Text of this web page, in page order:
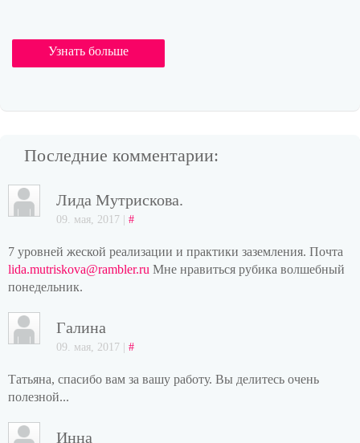
Узнать больше
Последние комментарии:
Лида Мутрискова.
09. мая, 2017 | #
7 уровней жеской реализации и практики заземления. Почта
lida.mutriskova@rambler.ru Мне нравиться рубика волшебный
понедельник.
Галина
09. мая, 2017 | #
Татьяна, спасибо вам за вашу работу. Вы делитесь очень
полезной...
Инна